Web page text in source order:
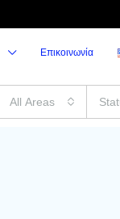
Επικοινωνία
All Areas